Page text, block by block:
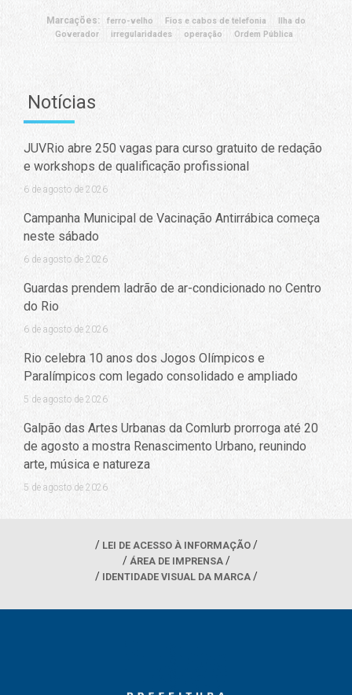
Marcações: ferro-velho Fios e cabos de telefonia
Ilha do
Goverador
irregularidades operação Ordem Pública
Notícias
JUVRio abre 250 vagas para curso gratuito de redação
e workshops de qualificação profissional
6 de agosto de 2026
Campanha Municipal de Vacinação Antirrábica começa
neste sábado
6 de agosto de 2026
Guardas prendem ladrão de ar-condicionado no Centro
do Rio
6 de agosto de 2026
Rio celebra 10 anos dos Jogos Olímpicos e
Paralímpicos com legado consolidado e ampliado
5 de agosto de 2026
Galpão das Artes Urbanas da Comlurb prorroga até 20
de agosto a mostra Renascimento Urbano, reunindo
arte, música e natureza
5 de agosto de 2026
LEI DE ACESSO À INFORMAÇÃO
ÁREA DE IMPRENSA
IDENTIDADE VISUAL DA MARCA